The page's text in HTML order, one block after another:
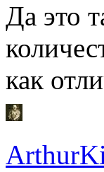
Да это
как